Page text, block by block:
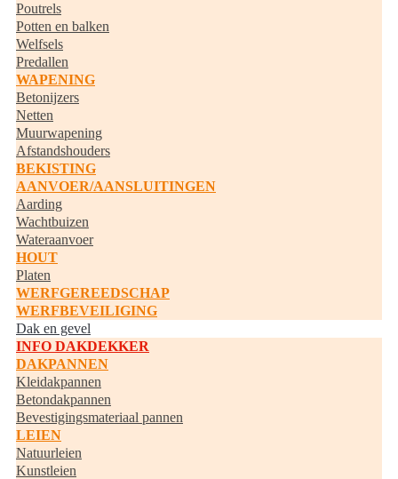
Poutrels
Potten en balken
Welfsels
Predallen
WAPENING
Betonijzers
Netten
Muurwapening
Afstandshouders
BEKISTING
AANVOER/AANSLUITINGEN
Aarding
Wachtbuizen
Wateraanvoer
HOUT
Platen
WERFGEREEDSCHAP
WERFBEVEILIGING
Dak en gevel
INFO DAKDEKKER
DAKPANNEN
Kleidakpannen
Betondakpannen
Bevestigingsmateriaal pannen
LEIEN
Natuurleien
Kunstleien